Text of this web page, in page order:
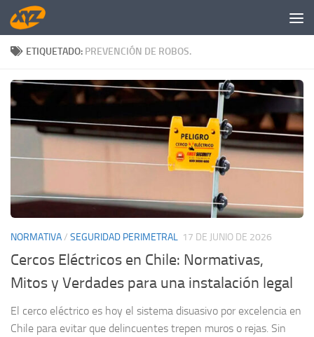
Saltar al contenido
ETIQUETADO: PREVENCIÓN DE ROBOS.
NORMATIVA/ SEGURIDAD PERIMETRAL 17 DE JUNIO DE 2026
Cercos Eléctricos en Chile: Normativas,
Mitos y Verdades para una instalación legal
El cerco eléctrico es hoy el sistema disuasivo por excelencia en
Chile para evitar que delincuentes trepen muros o rejas. Sin